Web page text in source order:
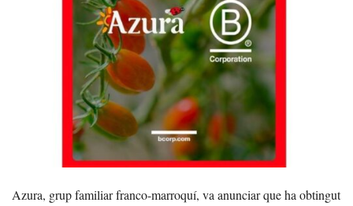
Azura, grup familiar franco-marroquí, va anunciar que ha obtingut